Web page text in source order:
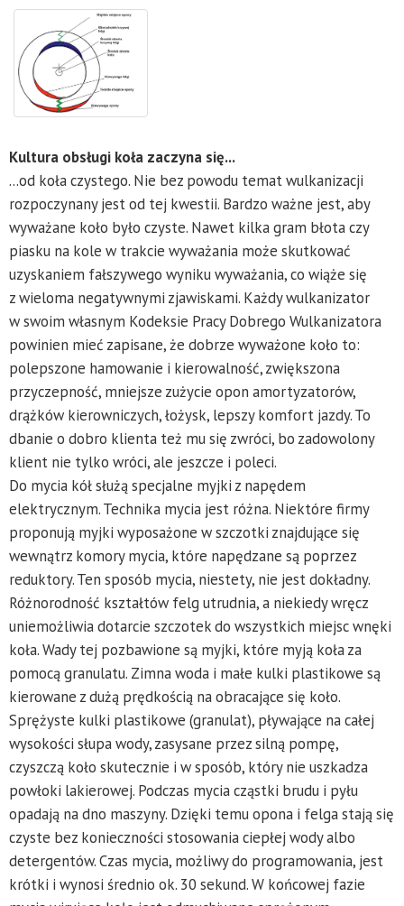
Kultura obsługi koła zaczyna się...
...od koła czystego. Nie bez powodu temat wulkanizacji
rozpoczynany jest od tej kwestii. Bardzo ważne jest, aby
wyważane koło było czyste. Nawet kilka gram błota czy
piasku na kole w trakcie wyważania może skutkować
uzyskaniem fałszywego wyniku wyważania, co wiąże się
z wieloma negatywnymi zjawiskami. Każdy wulkanizator
w swoim własnym Kodeksie Pracy Dobrego Wulkanizatora
powinien mieć zapisane, że dobrze wyważone koło to:
polepszone hamowanie i kierowalność, zwiększona
przyczepność, mniejsze zużycie opon amortyzatorów,
drążków kierowniczych, łożysk, lepszy komfort jazdy. To
dbanie o dobro klienta też mu się zwróci, bo zadowolony
klient nie tylko wróci, ale jeszcze i poleci.
Do mycia kół służą specjalne myjki z napędem
elektrycznym. Technika mycia jest różna. Niektóre firmy
proponują myjki wyposażone w szczotki znajdujące się
wewnątrz komory mycia, które napędzane są poprzez
reduktory. Ten sposób mycia, niestety, nie jest dokładny.
Różnorodność kształtów felg utrudnia, a niekiedy wręcz
uniemożliwia dotarcie szczotek do wszystkich miejsc wnęki
koła. Wady tej pozbawione są myjki, które myją koła za
pomocą granulatu. Zimna woda i małe kulki plastikowe są
kierowane z dużą prędkością na obracające się koło.
Sprężyste kulki plastikowe (granulat), pływające na całej
wysokości słupa wody, zasysane przez silną pompę,
czyszczą koło skutecznie i w sposób, który nie uszkadza
powłoki lakierowej. Podczas mycia cząstki brudu i pyłu
opadają na dno maszyny. Dzięki temu opona i felga stają się
czyste bez konieczności stosowania ciepłej wody albo
detergentów. Czas mycia, możliwy do programowania, jest
krótki i wynosi średnio ok. 30 sekund. W końcowej fazie